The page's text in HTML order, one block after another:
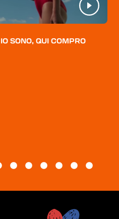
SONO, QUI COMPRO